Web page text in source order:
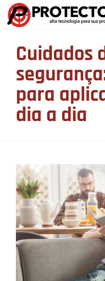
Cuidados
para
dia a dia